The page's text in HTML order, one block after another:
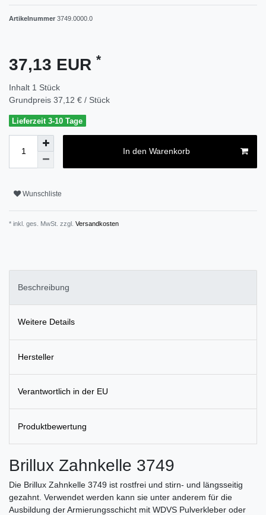
Artikelnummer 3749.0000.0
37,13 EUR *
Inhalt 1 Stück
Grundpreis 37,12 € / Stück
Lieferzeit 3-10 Tage
In den Warenkorb
Wunschliste
* inkl. ges. MwSt. zzgl. Versandkosten
Beschreibung
Weitere Details
Hersteller
Verantwortlich in der EU
Produktbewertung
Brillux Zahnkelle 3749
Die Brillux Zahnkelle 3749 ist rostfrei und stirn- und längsseitig
gezahnt. Verwendet werden kann sie unter anderem für die
Ausbildung der Armierungsschicht mit WDVS Pulverkleber oder